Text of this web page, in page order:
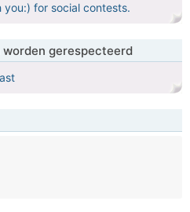
for social contests.
gerespecteerd